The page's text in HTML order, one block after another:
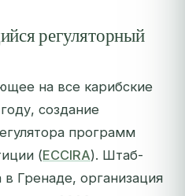
регуляторный
на все карибские
создание
программ
(ECCIRA). Штаб-
Гренаде, организация